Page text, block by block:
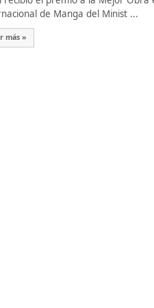
de Manga del Minist ...
más »